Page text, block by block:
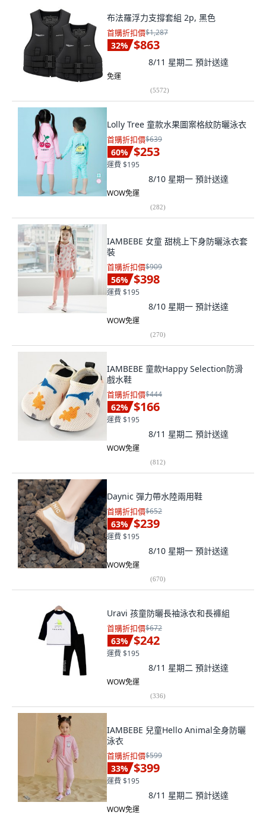
布法羅浮力支撐套組 2p, 黑色
首購折扣價$1,287
32% $863
8/11 星期二 預計送達
免運
(5572)
Lolly Tree 童款水果圖案格紋防曬泳衣
首購折扣價$639
60% $253
運費 $195
8/10 星期一 預計送達
WOW免運
(282)
IAMBEBE 女童 甜桃上下身防曬泳衣套
裝
首購折扣價$909
56% $398
運費 $195
8/10 星期一 預計送達
WOW免運
(270)
IAMBEBE 童款Happy Selection防滑
戲水鞋
首購折扣價$444
62% $166
運費 $195
8/11 星期二 預計送達
WOW免運
(812)
Daynic 彈力帶水陸兩用鞋
首購折扣價$652
63% $239
運費 $195
8/10 星期一 預計送達
WOW免運
(670)
Uravi 孩童防曬長袖泳衣和長褲組
首購折扣價$672
63% $242
運費 $195
8/11 星期二 預計送達
WOW免運
(336)
IAMBEBE 兒童Hello Animal全身防曬
泳衣
首購折扣價$599
33% $399
運費 $195
8/11 星期二 預計送達
WOW免運